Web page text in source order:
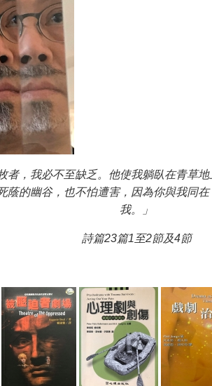
者，我必不至缺乏。他使我躺臥在青草
蔭的幽谷，也不怕遭害，因為你與我同
我。」
詩篇23篇1至2節及4節